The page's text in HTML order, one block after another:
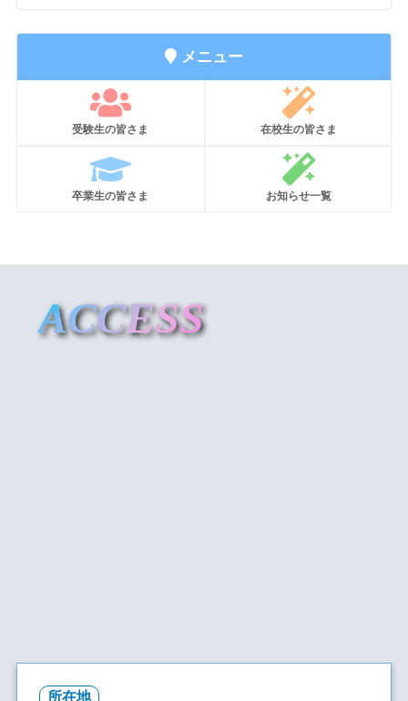
メニュー
受験生の皆さま 在校生の皆さま
卒業生の皆さま お知らせ一覧
ACCESS
所在地